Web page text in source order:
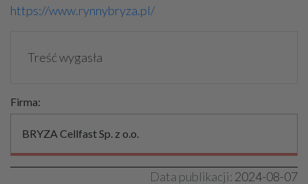
https://www.rynnybryza.pl/
Treść wygasła
Firma:
BRYZA Cellfast Sp. z o.o.
Data publikacji: 2024-08-07